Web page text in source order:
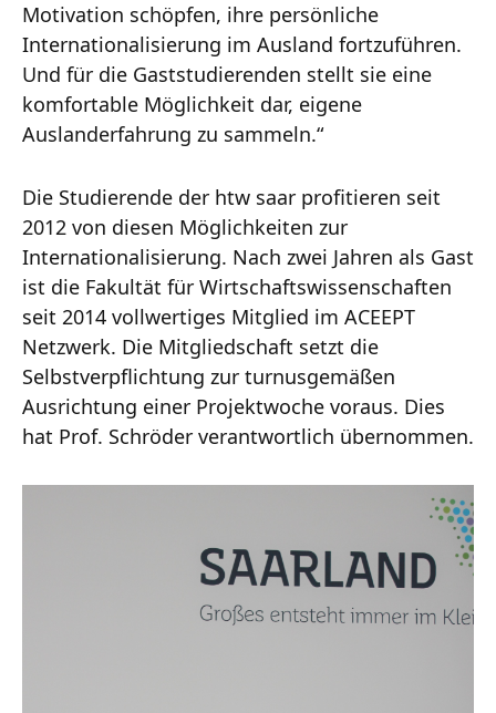
Motivation schöpfen, ihre persönliche
Internationalisierung im Ausland fortzuführen.
Und für die Gaststudierenden stellt sie eine
komfortable Möglichkeit dar, eigene
Auslanderfahrung zu sammeln.“
Die Studierende der htw saar profitieren seit
2012 von diesen Möglichkeiten zur
Internationalisierung. Nach zwei Jahren als Gast
ist die Fakultät für Wirtschaftswissenschaften
seit 2014 vollwertiges Mitglied im ACEEPT
Netzwerk. Die Mitgliedschaft setzt die
Selbstverpflichtung zur turnusgemäßen
Ausrichtung einer Projektwoche voraus. Dies
hat Prof. Schröder verantwortlich übernommen.